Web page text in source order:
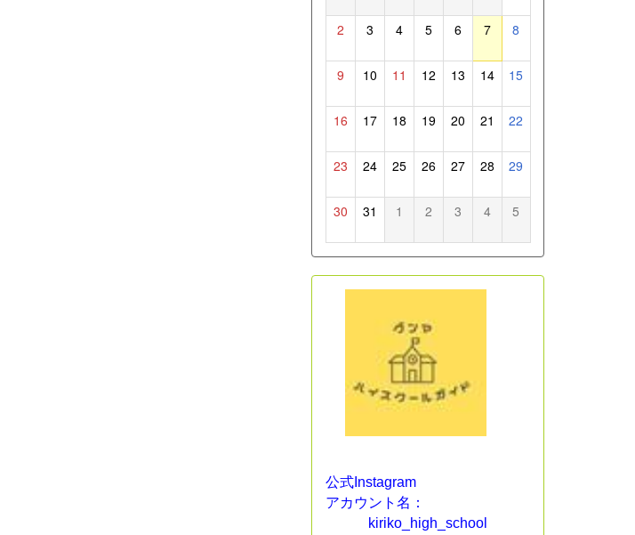
2 3 4 5 6 7 8
9 10 11 12 13 14 15
16 17 18 19 20 21 22
23 24 25 26 27 28 29
30 31 1 2 3 4 5
公式Instagram
アカウント名：
kiriko_high_school